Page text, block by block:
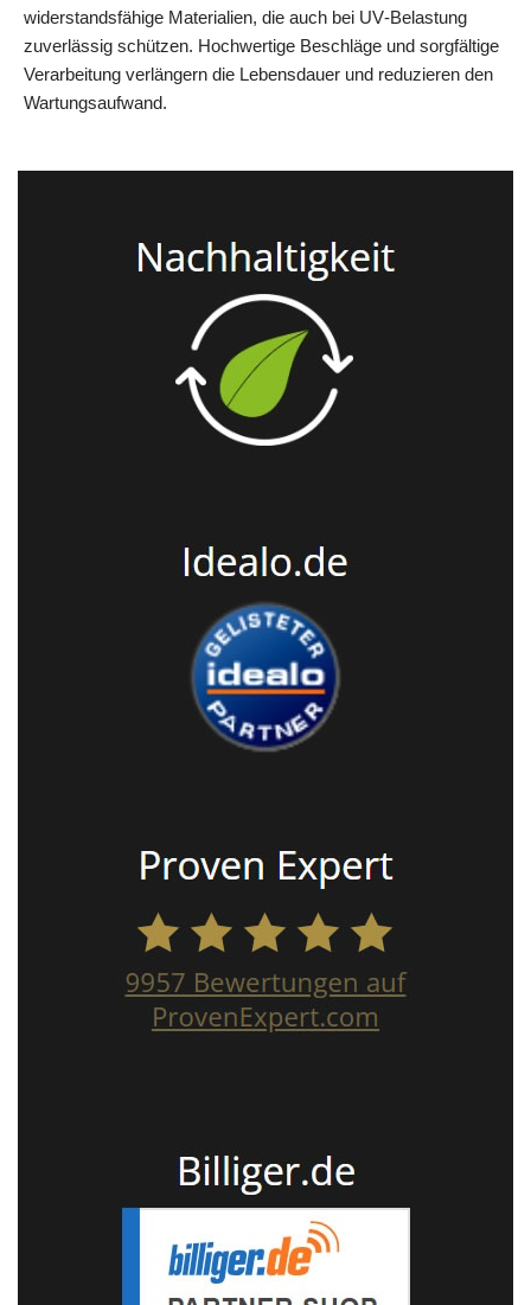
widerstandsfähige Materialien, die auch bei UV‑Belastung
zuverlässig schützen. Hochwertige Beschläge und sorgfältige
Verarbeitung verlängern die Lebensdauer und reduzieren den
Wartungsaufwand.